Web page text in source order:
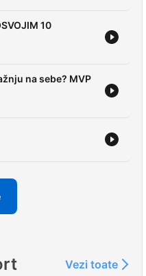
da se
obrađuje iz ugla
način: Kroz
putem
10
na sebe? MVP
Vezi toate